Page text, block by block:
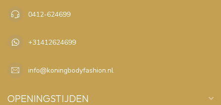
0412-624699
+31412624699
info@koningbodyfashion.nl
OPENINGSTIJDEN